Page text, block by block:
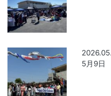
5月9日